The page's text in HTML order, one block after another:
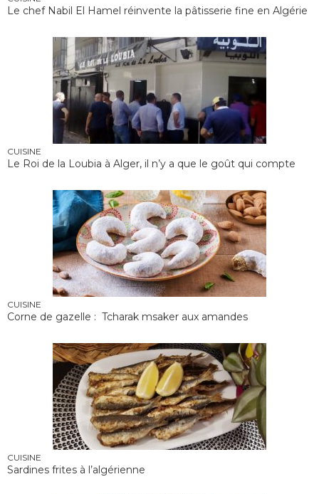
Le chef Nabil El Hamel réinvente la pâtisserie fine en Algérie
CUISINE
Le Roi de la Loubia à Alger, il n’y a que le goût qui compte
CUISINE
Corne de gazelle : Tcharak msaker aux amandes
CUISINE
Sardines frites à l’algérienne